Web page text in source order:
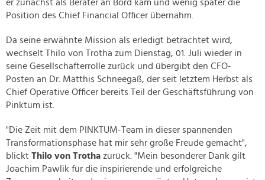
er zunächst als Berater an Bord kam und wenig später die
Position des Chief Financial Officer übernahm.
Da seine erwähnte Mission als erledigt betrachtet wird,
wechselt Thilo von Trotha zum Dienstag, 01. Juli wieder in
seine Gesellschafterrolle zurück und übergibt den CFO-
Posten an Dr. Matthis Schneegaß, der seit letztem Herbst als
Chief Operative Officer bereits Teil der Geschäftsführung von
Pinktum ist.
"Die Zeit mit dem PINKTUM-Team in dieser spannenden
Transformationsphase hat mir sehr große Freude gemacht",
blickt Thilo von Trotha zurück. "Mein besonderer Dank gilt
Joachim Pawlik für die inspirierende und erfolgreiche